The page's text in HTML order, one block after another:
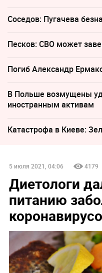
Соседов: Пугачева
Песков: СВО может
Погиб Александр
В Польше возмущены
иностранным активам
Катастрофа в Киеве:
5 июля 2021, 04:06 4179
Диетологи
питанию